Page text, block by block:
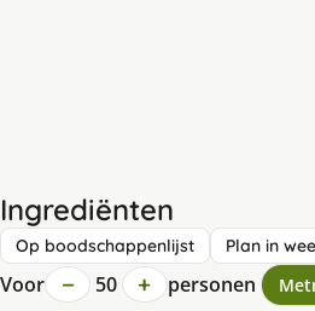
Ingrediënten
Op boodschappenlijst Plan in
Voor − 50 + personen